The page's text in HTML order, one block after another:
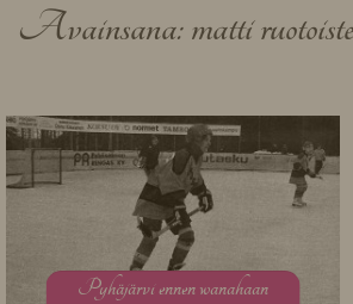
Avainsana: matti
Pyhäjärvi ennen wanahaan